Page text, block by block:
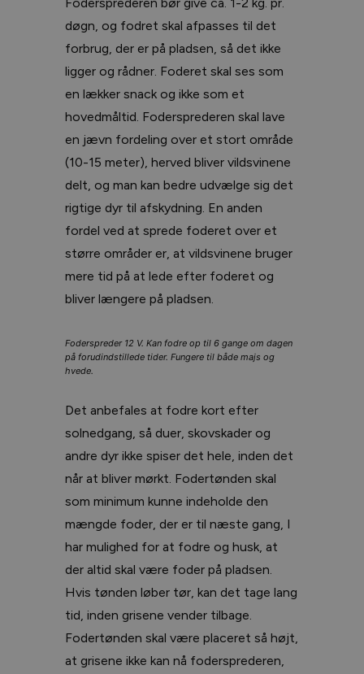
døgn, og fodret skal afpasses til det
forbrug, der er på pladsen, så det ikke
ligger og rådner. Foderet skal ses som
en lækker snack og ikke som et
hovedmåltid. Fodersprederen skal lave
en jævn fordeling over et stort område
(10-15 meter), herved bliver vildsvinene
delt, og man kan bedre udvælge sig det
rigtige dyr til afskydning. En anden
fordel ved at sprede foderet over et
større områder er, at vildsvinene bruger
mere tid på at lede efter foderet og
bliver længere på pladsen.
Foderspreder 12 V. Kan fodre op til 6 gange om dagen
på forudindstillede tider. Fungere til både majs og
hvede.
Det anbefales at fodre kort efter
solnedgang, så duer, skovskader og
andre dyr ikke spiser det hele, inden det
når at bliver mørkt. Fodertønden skal
som minimum kunne indeholde den
mængde foder, der er til næste gang, I
har mulighed for at fodre og husk, at
der altid skal være foder på pladsen.
Hvis tønden løber tør, kan det tage lang
tid, inden grisene vender tilbage.
Fodertønden skal være placeret så højt,
at grisene ikke kan nå fodersprederen,